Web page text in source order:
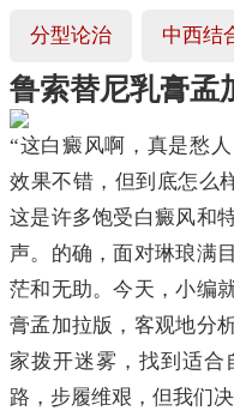
分型论治 中西结
鲁索替尼乳膏孟
“这白癜风啊，真是愁
效果不错，但到底怎么
这是许多饱受白癜风和
声。的确，面对琳琅满
茫和无助。今天，小编
膏孟加拉版，客观地分
家拨开迷雾，找到适
路，步履维艰，但我们